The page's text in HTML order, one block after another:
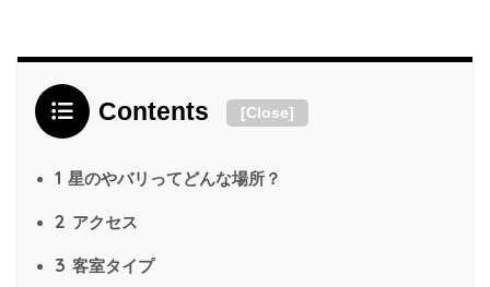
Contents [Close]
1 星のやバリってどんな場所？
2 アクセス
3 客室タイプ